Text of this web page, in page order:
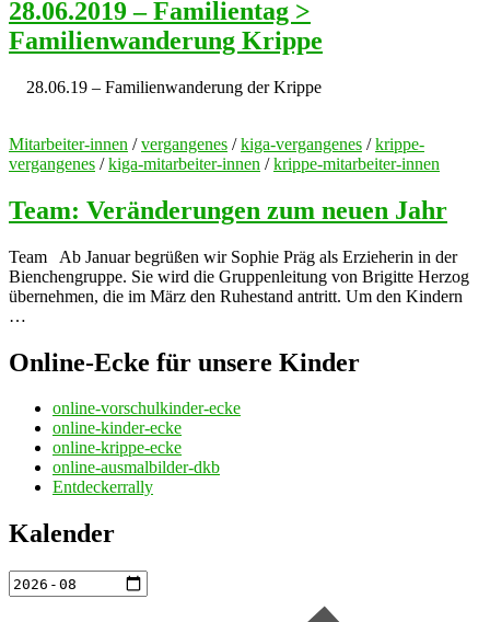
28.06.2019 – Familientag >
Familienwanderung Krippe
28.06.19 – Familienwanderung der Krippe
Mitarbeiter-innen /vergangenes /kiga-vergangenes /krippe-
vergangenes /kiga-mitarbeiter-innen /krippe-mitarbeiter-innen
Team: Veränderungen zum neuen Jahr
Team Ab Januar begrüßen wir Sophie Präg als Erzieherin in der
Bienchengruppe. Sie wird die Gruppenleitung von Brigitte Herzog
übernehmen, die im März den Ruhestand antritt. Um den Kindern
…
Online-Ecke für unsere Kinder
online-vorschulkinder-ecke
online-kinder-ecke
online-krippe-ecke
online-ausmalbilder-dkb
Entdeckerrally
Kalender